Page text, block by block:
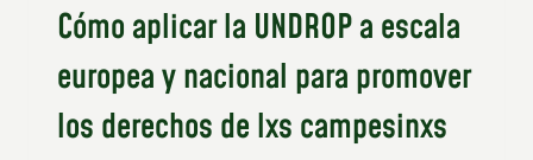
Cómo aplicar la UNDROP a escala
europea y nacional para promover
los derechos de lxs campesinxs